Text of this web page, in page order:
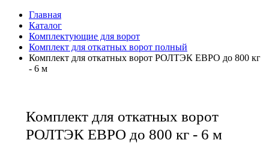
Главная
Каталог
Комплектующие для ворот
Комплект для откатных ворот полный
Комплект для откатных ворот РОЛТЭК ЕВРО до 800 кг
- 6 м
Комплект для откатных ворот
РОЛТЭК ЕВРО до 800 кг - 6 м